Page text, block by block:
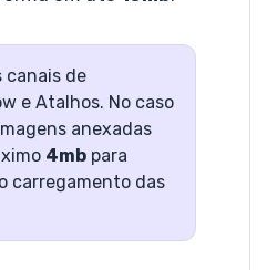
canais de
e Atalhos. No caso
anexadas
4mb para
carregamento das